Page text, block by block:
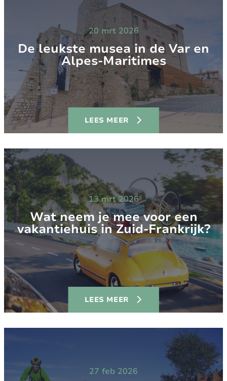
20 mrt 2026
De leukste musea in de Var en
Alpes-Maritimes
LEES MEER
13 mrt 2026
Wat neem je mee voor een
vakantiehuis in Zuid-Frankrijk?
LEES MEER
27 feb 2026